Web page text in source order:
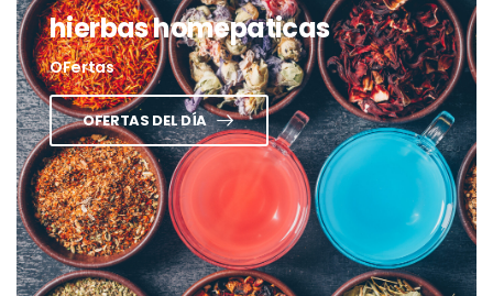
hierbas homepaticas
OFertas
OFERTAS DEL DÍA